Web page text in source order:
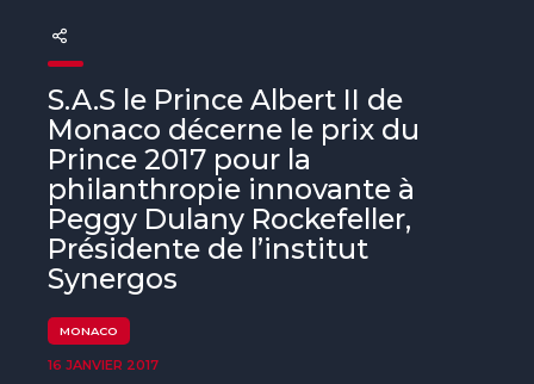
Beyond Plastic Med : BeMed
OACIS
Initiative Homme - Faune sauvage
The Green Shift Initiative
S.A.S le Prince Albert II de
Monaco décerne le prix du
Prince 2017 pour la
philanthropie innovante à
Peggy Dulany Rockefeller,
Présidente de l’institut
Synergos
MONACO
16 JANVIER 2017